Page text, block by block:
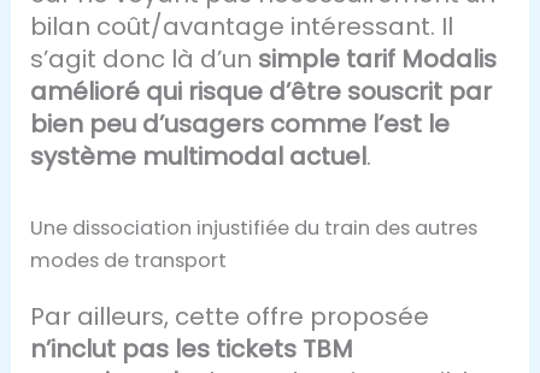
bilan coût/avantage intéressant. Il
s’agit donc là d’un simple tarif Modalis
amélioré qui risque d’être souscrit par
bien peu d’usagers comme l’est le
système multimodal actuel.
Une dissociation injustifiée du train des autres
modes de transport
Par ailleurs, cette offre proposée
n’inclut pas les tickets TBM